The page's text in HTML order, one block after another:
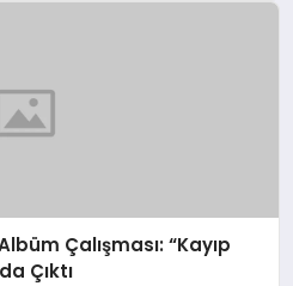
Çalışması: “Kayıp
Çıktı